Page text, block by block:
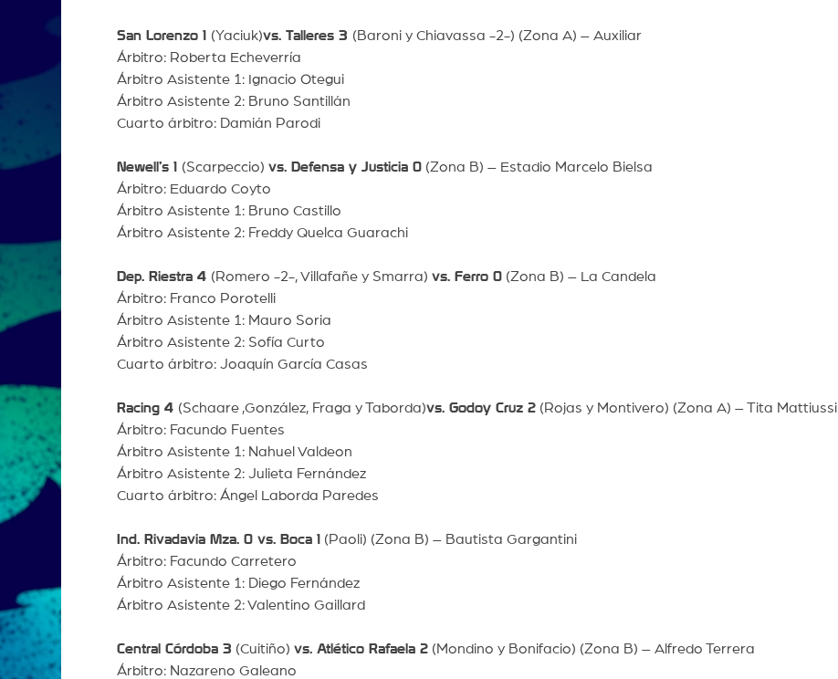
San Lorenzo 1 (Yaciuk)vs. Talleres 3 (Baroni y Chiavassa -2-) (Zona A) – Auxiliar
Árbitro: Roberta Echeverría
Árbitro Asistente 1: Ignacio Otegui
Árbitro Asistente 2: Bruno Santillán
Cuarto árbitro: Damián Parodi
Newell’s 1 (Scarpeccio) vs. Defensa y Justicia 0(Zona B) – Estadio Marcelo Bielsa
Árbitro: Eduardo Coyto
Árbitro Asistente 1: Bruno Castillo
Árbitro Asistente 2: Freddy Quelca Guarachi
Dep. Riestra 4 (Romero -2-, Villafañe y Smarra) vs. Ferro 0(Zona B) – La Candela
Árbitro: Franco Porotelli
Árbitro Asistente 1: Mauro Soria
Árbitro Asistente 2: Sofía Curto
Cuarto árbitro: Joaquín García Casas
Racing 4 (Schaare ,González, Fraga y Taborda)vs. Godoy Cruz 2(Rojas y Montivero) (Zona A) – Tita Mattiussi
Árbitro: Facundo Fuentes
Árbitro Asistente 1: Nahuel Valdeon
Árbitro Asistente 2: Julieta Fernández
Cuarto árbitro: Ángel Laborda Paredes
Ind. Rivadavia Mza. 0 vs. Boca 1 (Paoli) (Zona B) – Bautista Gargantini
Árbitro: Facundo Carretero
Árbitro Asistente 1: Diego Fernández
Árbitro Asistente 2: Valentino Gaillard
Central Córdoba 3 (Cuitiño) vs. Atlético Rafaela 2(Mondino y Bonifacio) (Zona B) – Alfredo Terrera
Árbitro: Nazareno Galeano